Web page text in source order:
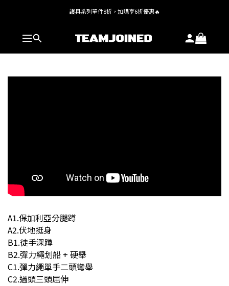
全館 $1,380 即享免運
護具系列單件8折，加購享6折優惠🔥
全館 $1,380 即享免運
A1.保加利亞分腿蹲
A2.伏地挺身
B1.徒手深蹲
B2.彈力繩划船 + 硬舉
C1.彈力繩單手二頭彎舉
C2.過頭三頭屈伸